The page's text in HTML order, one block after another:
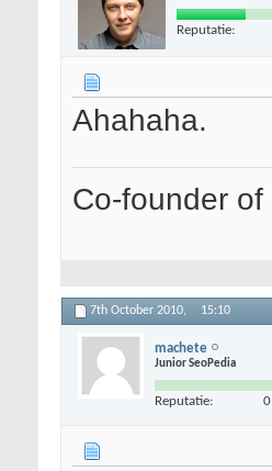
Reputatie:
Ahahaha.
Co-founder of
7th October 2010, 15:10
machete
Junior SeoPedia
Reputatie: 0